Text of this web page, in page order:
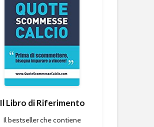
Il Libro di Riferimento
Il bestseller che contiene